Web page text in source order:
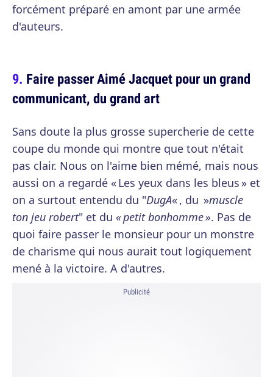
forcément préparé en amont par une armée
d'auteurs.
Faire passer Aimé Jacquet pour un grand
communicant, du grand art
Sans doute la plus grosse supercherie de cette
coupe du monde qui montre que tout n'était
pas clair. Nous on l'aime bien mémé, mais nous
aussi on a regardé « Les yeux dans les bleus » et
on a surtout entendu du "DugA« , du »muscle
ton jeu robert" et du « petit bonhomme ». Pas de
quoi faire passer le monsieur pour un monstre
de charisme qui nous aurait tout logiquement
mené à la victoire. A d'autres.
Publicité